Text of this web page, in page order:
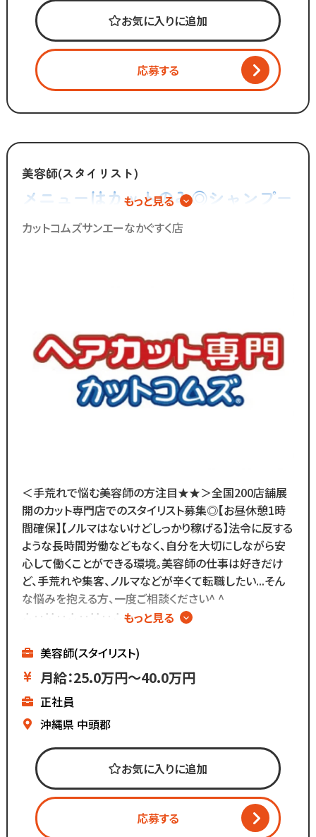
・接客
・お会計
・カット
・ブロー
「子供を預けている時間だけ働きたい」
「家庭も大切にしながら
効率よく働きたい」
そんな想いを抱えるあなたを
30代～50代の方に
多く選ばれています！
在籍しているので
分からないことがあれば
すぐに聞くことができる環境です◎
メニューはカットのみなので
難しい業務内容はありません！
また、担当・予約制ではなく
お客様とは最低限しか
会話をしないスタイルなので
お客様との関係作りが苦手...
という方にもピッタリ◎
お気に入りに追加
応募する
美容師(スタイリスト)
メニューはカットのみ◎シャンプー
やカラー、パーマの施術は一切無い
もっと見る
カットコムズサンエーなかぐすく店
＜手荒れで悩む美容師の方注目★★＞全国200店舗展
開のカット専門店でのスタイリスト募集◎【お昼休憩1時
間確保】【ノルマはないけどしっかり稼げる】法令に反する
ような長時間労働などもなく、自分を大切にしながら安
心して働くことができる環境。美容師の仕事は好きだけ
ど、手荒れや集客、ノルマなどが辛くて転職したい...そん
な悩みを抱える方、一度ご相談ください^ ^
∴‥∵‥∴‥∵‥∴‥
▼ノルマはないけど
基本給が高いのでしっかり稼げる
▼残業ほぼなし
▼全国200店舗展開
▼地域に愛される安心経営
「美容師の仕事は好きだけど
長時間労働＋低賃金で転職したい...」
「物価ばかり上がって
給与は上がらず生活に余裕がない」
「手荒れやノルマがキツイ」
もっと見る
美容師(スタイリスト)
月給：25.0万円～40.0万円
正社員
沖縄県 中頭郡
お気に入りに追加
応募する